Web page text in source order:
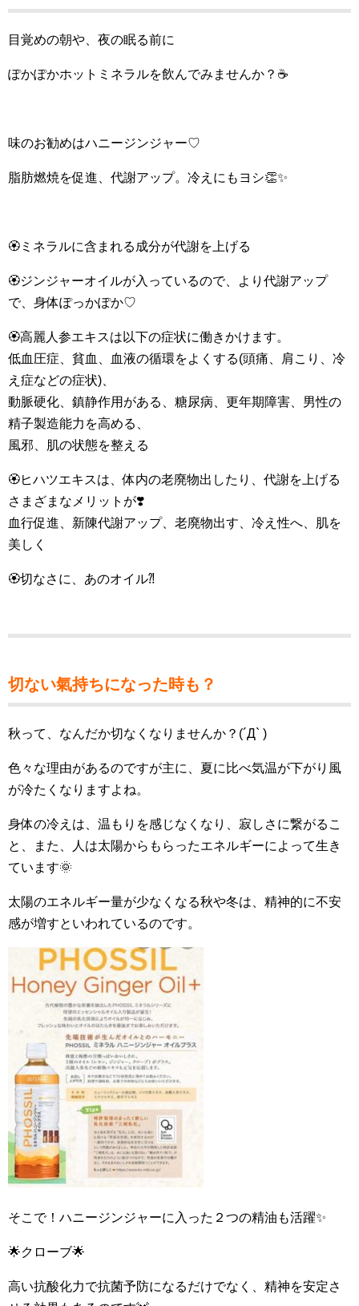
目覚めの朝や、夜の眠る前に
ぽかぽかホットミネラルを飲んでみませんか？☕️
味のお勧めはハニージンジャー♡
脂肪燃焼を促進、代謝アップ。冷えにもヨシ👏✨
🏵ミネラルに含まれる成分が代謝を上げる
🏵ジンジャーオイルが入っているので、より代謝アップ
で、身体ぽっかぽか♡
🏵高麗人参エキスは以下の症状に働きかけます。
低血圧症、貧血、血液の循環をよくする(頭痛、肩こり、冷
え症などの症状)、
動脈硬化、鎮静作用がある、糖尿病、更年期障害、男性の
精子製造能力を高める、
風邪、肌の状態を整える
🏵ヒハツエキスは、体内の老廃物出したり、代謝を上げる
さまざまなメリットが❣️
血行促進、新陳代謝アップ、老廃物出す、冷え性へ、肌を
美しく
🏵切なさに、あのオイル⁈
切ない氣持ちになった時も？
秋って、なんだか切なくなりませんか？(´Д` )
色々な理由があるのですが主に、夏に比べ気温が下がり風
が冷たくなりますよね。
身体の冷えは、温もりを感じなくなり、寂しさに繋がるこ
と、また、人は太陽からもらったエネルギーによって生き
ています🌞
太陽のエネルギー量が少なくなる秋や冬は、精神的に不安
感が増すといわれているのです。
そこで！ハニージンジャーに入った２つの精油も活躍✨
🌟クローブ🌟
高い抗酸化力で抗菌予防になるだけでなく、精神を安定さ